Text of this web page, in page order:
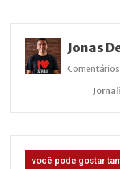
Jonas
Comentários
você pode gostar